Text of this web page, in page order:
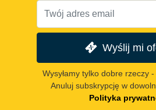
Wyślij mi
Wysyłamy tylko dobre rzeczy
Anuluj subskrypcję w
Polityka